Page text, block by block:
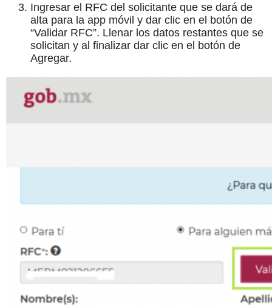
Ingresar el RFC del solicitante que se dará de
alta para la app móvil y dar clic en el botón de
“Validar RFC”. Llenar los datos restantes que se
solicitan y al finalizar dar clic en el botón de
Agregar.